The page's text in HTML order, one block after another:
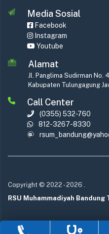
Media Sosial
Facebook
Instagram
Youtube
Alamat
Jl. Panglima Sudirman No.
Kabupaten Tulungagung
Call Center
(0355) 532-760
812-3267-8330
Copyright © 2022 - 2026 .
RSU Muhammadiyah